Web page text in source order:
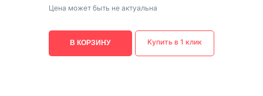
Цена может быть не актуальна
В КОРЗИНУ Купить в 1 клик